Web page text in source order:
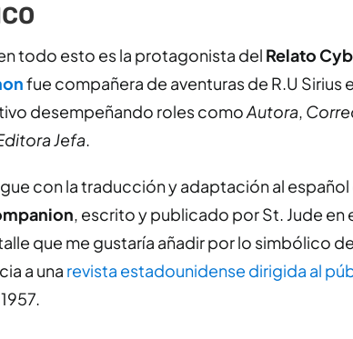
todo esto es la protagonista del Relato
fue compañera de aventuras de R.U Sirius
desempeñando roles comoAutora,
Jefa.
con la traducción y adaptación al español
, escrito y publicado por St. Jude en
que me gustaría añadir por lo simbólico
a una revista estadounidense dirigida al